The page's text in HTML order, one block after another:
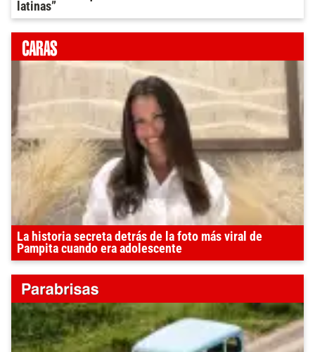
latinas”
La historia secreta detrás de la foto más viral de
Pampita cuando era adolescente